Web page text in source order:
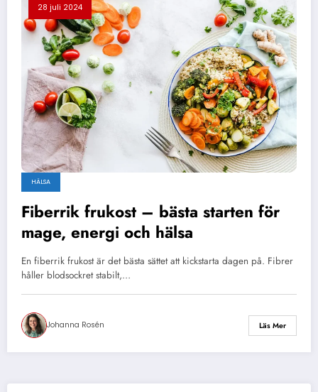
28 juli 2024
HÄLSA
Fiberrik frukost – bästa starten för
mage, energi och hälsa
En fiberrik frukost är det bästa sättet att kickstarta dagen på. Fibrer
håller blodsockret stabilt,…
Johanna Rosén Läs Mer